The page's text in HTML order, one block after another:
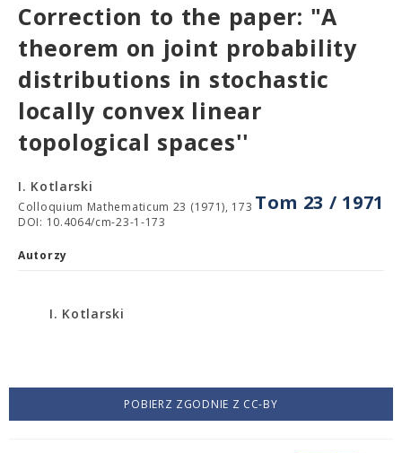
Correction to the paper: "A
theorem on joint probability
distributions in stochastic
locally convex linear
topological spaces''
Tom 23 / 1971
I. Kotlarski
Colloquium Mathematicum 23 (1971), 173
DOI: 10.4064/cm-23-1-173
Autorzy
I. Kotlarski
POBIERZ ZGODNIE Z CC-BY